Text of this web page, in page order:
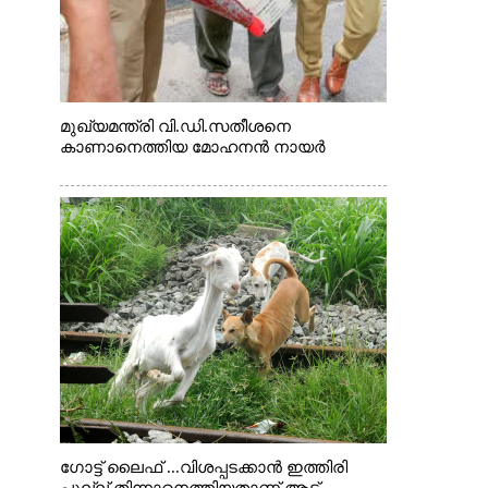
മുഖ്യമന്ത്രി വി.ഡി.സതീശനെ
കാണാനെത്തിയ മോഹനൻ നായർ
ഗോട്ട് ലൈഫ് ...വിശപ്പടക്കാൻ ഇത്തിരി